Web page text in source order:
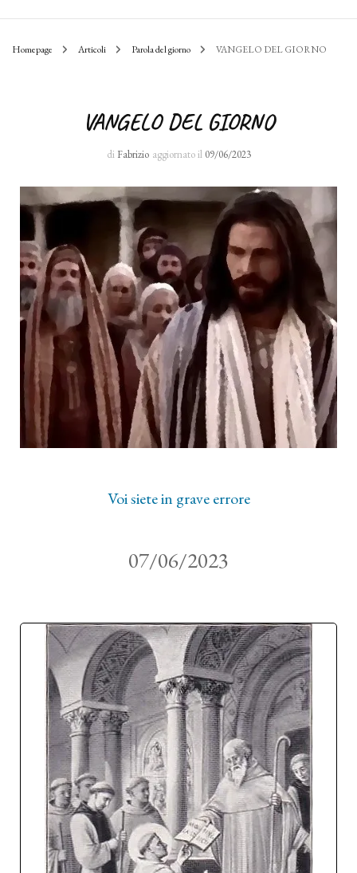
Homepage Articoli Parola del giorno VANGELO DEL GIORNO
VANGELO DEL GIORNO
di Fabrizio aggiornato il 09/06/2023
Voi siete in grave errore
07/06/2023